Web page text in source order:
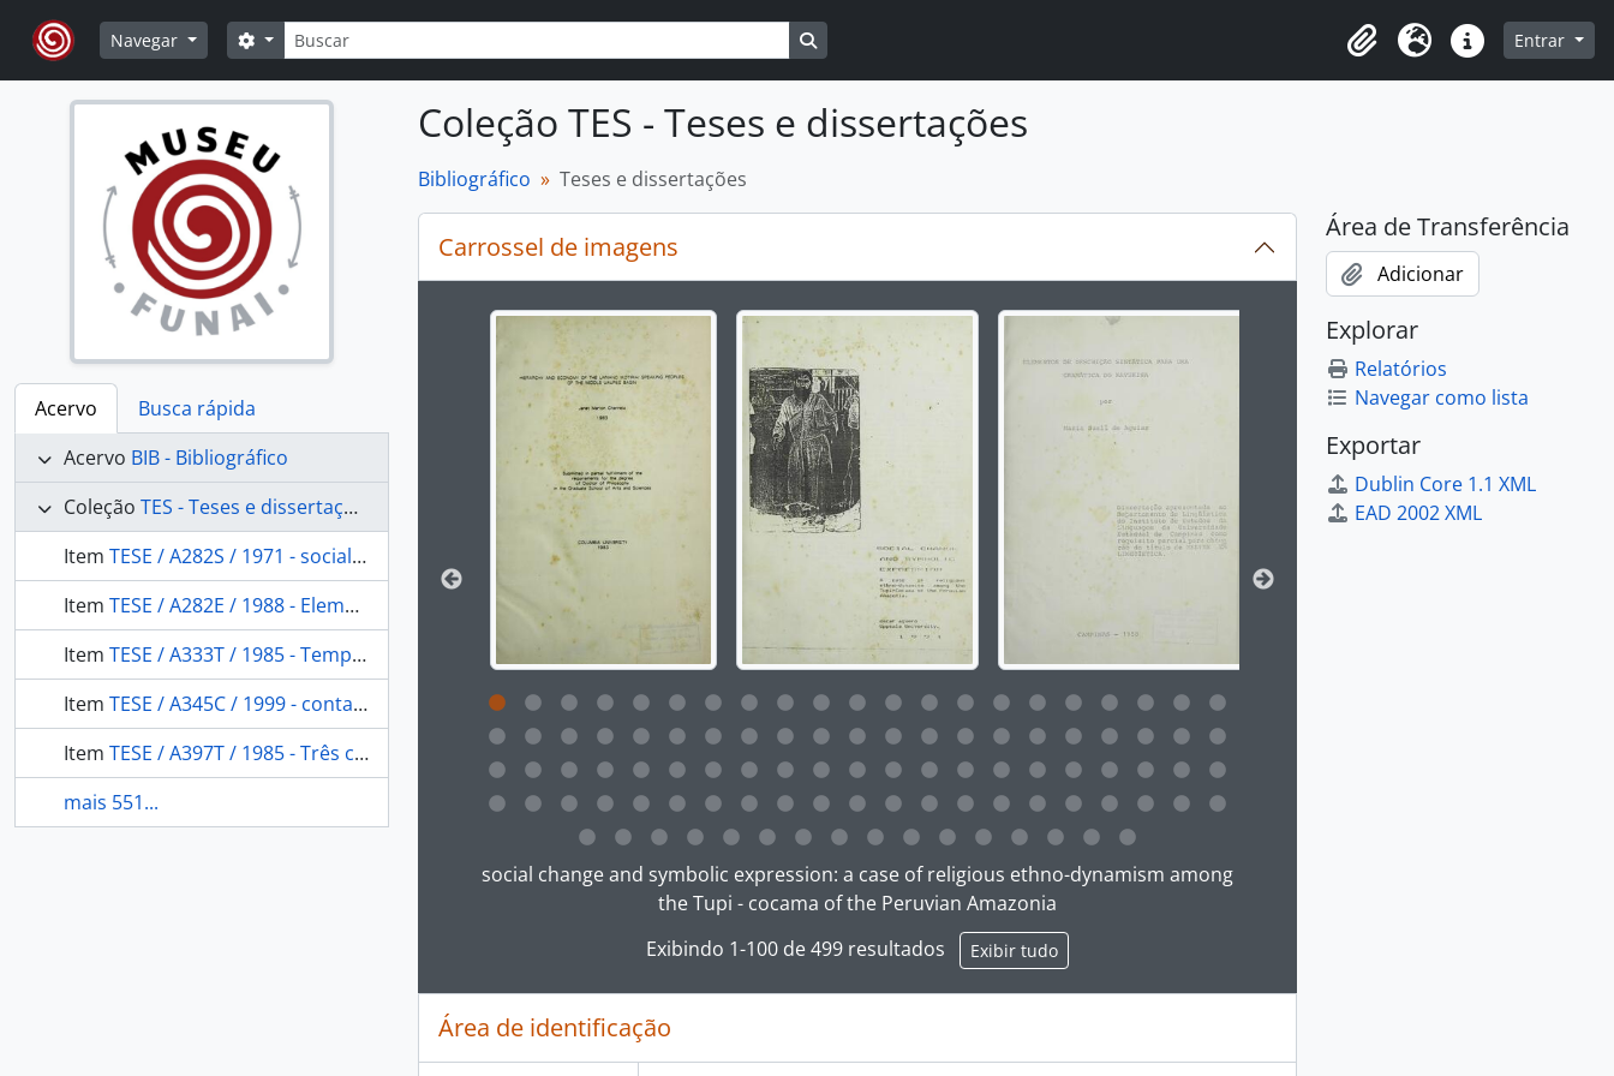
Skip to main content
Navegar
Buscar
Opções de busca
Área de Transferência
Idioma Atalhos Entrar
Acervo
Busca rápida
Acervo BIB - Bibliográfico
Coleção TES - Teses e dissertações
Item TESE / A282S / 1971 - social change and symbolic expression: a case of religious ethno-dynamism among the Tupi - cocama of the Peruvian Amazonia
Item TESE / A282E / 1988 - Elementos de descrição sintática para uma gramática de Katukina
Item TESE / A333T / 1985 - Temps du sang temps des cendres: representation de la maladie système rituel et espace politique chez les Yanomami du sud-est (Amazonie brésilienne)
Item TESE / A345C / 1999 - contato dos Apinayé de Riachinho e Bonito com o português: aspectos da situação sociolingüística
Item TESE / A397T / 1985 - Três casas indígenas: pesquisa arquitetonica sobre a casa em três grupos: Tukano Tapirapé e ramkokamekra
mais 551...
Coleção TES - Teses e dissertações
Bibliográfico Teses e dissertações
Carrossel de imagens
Ao alterar o slide atual deste carrossel, o título da descrição exibido no carrossel seguinte será alterado. Clicando em
Ao clicar no link deste título da descrição a página de visualização da descrição deste objeto digital será aberta. O texto
social change and symbolic expression: a case of religious ethno-dynamism among
the Tupi - cocama of the Peruvian Amazonia
Exibindo 1-100 de 499 resultados
Exibir tudo
Área de identificação
Área de Transferência
Adicionar
Explorar
Relatórios
Navegar como lista
Exportar
Dublin Core 1.1 XML
EAD 2002 XML